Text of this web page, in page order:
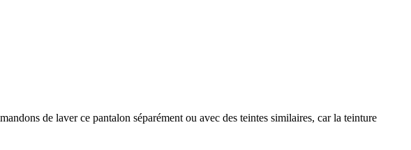
de laver ce pantalon séparément ou avec des teintes similaires, car la teinture